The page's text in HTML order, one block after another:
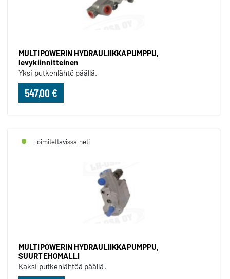
MULTIPOWERIN HYDRAULIIKKAPUMPPU,
levykiinnitteinen
Yksi putkenlähtö päällä.
547,00 €
Toimitettavissa heti
MULTIPOWERIN HYDRAULIIKKAPUMPPU,
SUURTEHOMALLI
Kaksi putkenlähtöä päällä.